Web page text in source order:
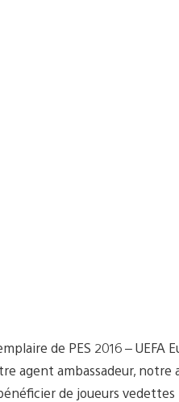
de PES 2016 – UEFA
agent ambassadeur, notre
de joueurs